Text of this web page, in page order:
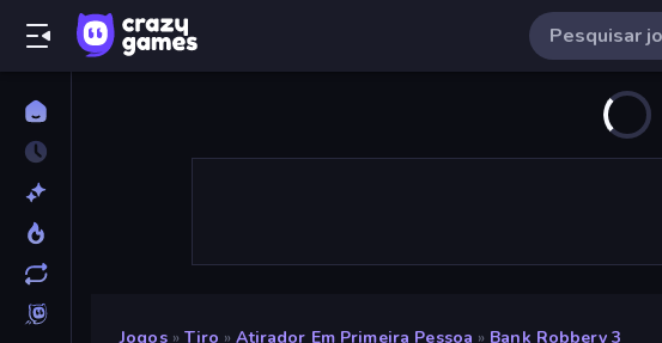
Jogos » Tiro » Atirador Em Primeira Pessoa » Bank Robbery 3